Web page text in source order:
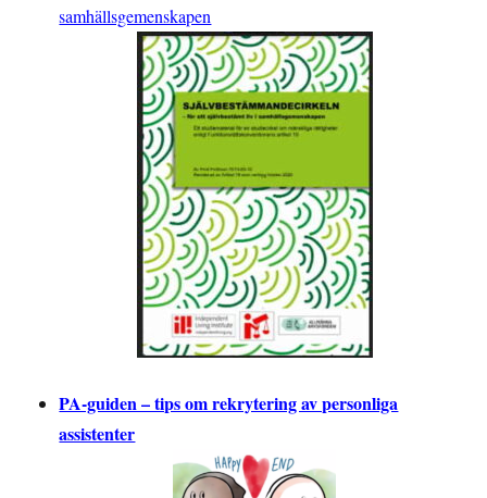
samhällsgemenskapen
PA-guiden – tips om rekrytering av personliga
assistenter